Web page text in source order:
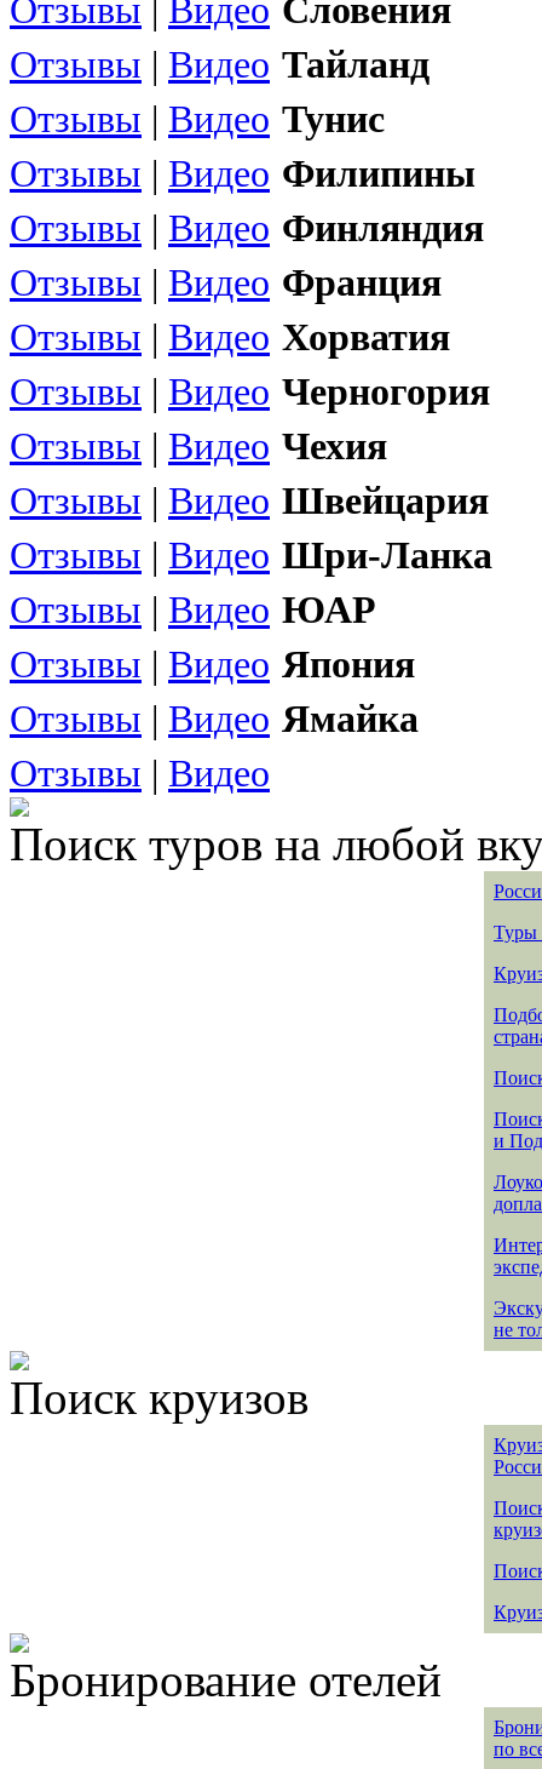
Отзывы Видео Словения
Отзывы | Видео Тайланд
Отзывы | Видео Тунис
Отзывы | Видео Филипины
Отзывы | Видео Финляндия
Отзывы | Видео Франция
Отзывы | Видео Хорватия
Отзывы | Видео Черногория
Отзывы | Видео Чехия
Отзывы | Видео Швейцария
Отзывы | Видео Шри-Ланка
Отзывы | Видео ЮАР
Отзывы | Видео Япония
Отзывы | Видео Ямайка
Отзывы | Видео
Поиск туров на любой
Туры
и
не
Поиск круизов
Бронирование отелей
по